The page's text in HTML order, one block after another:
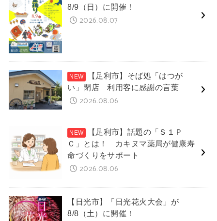
8/9（日）に開催！
2026.08.07
【足利市】そば処「はつが
い」閉店 利用客に感謝の言葉
2026.08.06
【足利市】話題の「Ｓ１Ｐ
Ｃ」とは！ カキヌマ薬局が健康寿
命づくりをサポート
2026.08.06
【日光市】「日光花火大会」が
8/8（土）に開催！